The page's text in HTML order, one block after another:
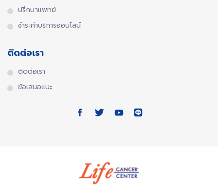
ปรึกษาแพทย์
ชำระค่าบริการออนไลน์
ติดต่อเรา
ติดต่อเรา
ข้อเสนอแนะ